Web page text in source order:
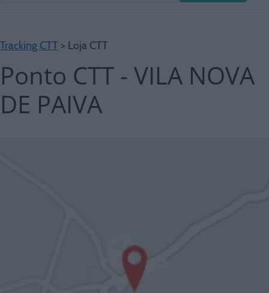
Tracking CTT > Loja CTT
Ponto CTT - VILA NOVA
DE PAIVA